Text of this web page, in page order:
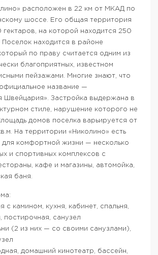
расположен в 22 км от МКАД по
шоссе. Его общая территория
гектаров, на которой находится 250
Поселок находится в районе
по праву считается одним из
благоприятных, известном
пейзажами. Многие знают, что
название —
Швейцария». Застройка выдержана в
стиле, нарушение которого не
домов поселка варьируется от
На территории «Николино» есть
для комфортной жизни — несколько
и спортивных комплексов с
кафе и магазины, автомойка,
баня.
с камином, кухня, кабинет, спальня,
постирочная, санузел
(2 из них — со своими санузлами),
домашний кинотеатр, бассейн,